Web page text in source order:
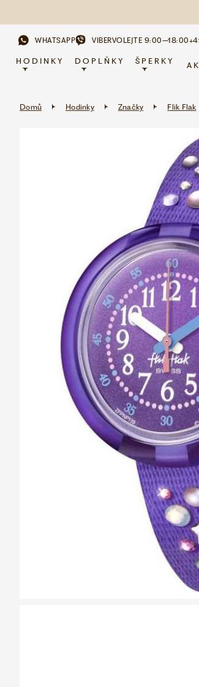
WHATSAPP VIBERVOLEJTE 9:00–18:00
HODINKY DOPLŇKY ŠPERKY
Domů Hodinky Značky Flik Flak